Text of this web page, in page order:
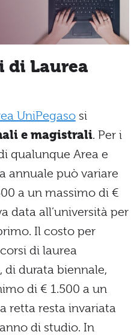
di Laurea
UniPegasosi
e magistrali. Per i
qualunque Area e
annuale può variare
a un massimo di €
data all’università per
Il costo per
di laurea
di durata biennale,
di € 1.500 a un
retta resta invariata
di studio. In